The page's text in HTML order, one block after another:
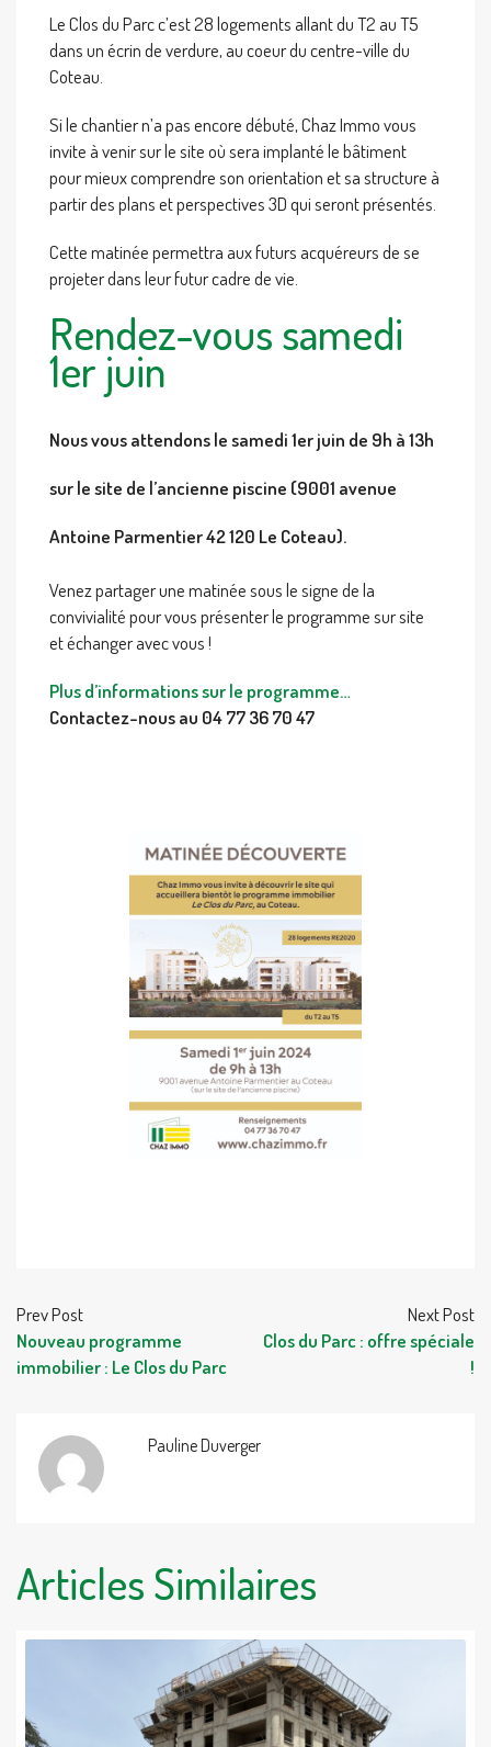
Le Clos du Parc c’est 28 logements allant du T2 au T5
dans un écrin de verdure, au coeur du centre-ville du
Coteau.
Si le chantier n’a pas encore débuté, Chaz Immo vous
invite à venir sur le site où sera implanté le bâtiment
pour mieux comprendre son orientation et sa structure à
partir des plans et perspectives 3D qui seront présentés.
Cette matinée permettra aux futurs acquéreurs de se
projeter dans leur futur cadre de vie.
Rendez-vous samedi
1er juin
Nous vous attendons le samedi 1er juin de 9h à 13h
sur le site de l’ancienne piscine (9001 avenue
Antoine Parmentier 42 120 Le Coteau).
Venez partager une matinée sous le signe de la
convivialité pour vous présenter le programme sur site
et échanger avec vous !
Plus d’informations sur le programme…
Contactez-nous au 04 77 36 70 47
Prev Post
Nouveau programme
immobilier : Le Clos du Parc
Next Post
Clos du Parc : offre spéciale
!
Pauline Duverger
Articles Similaires